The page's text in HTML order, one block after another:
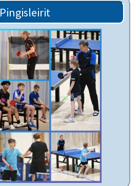
Pingisleirit